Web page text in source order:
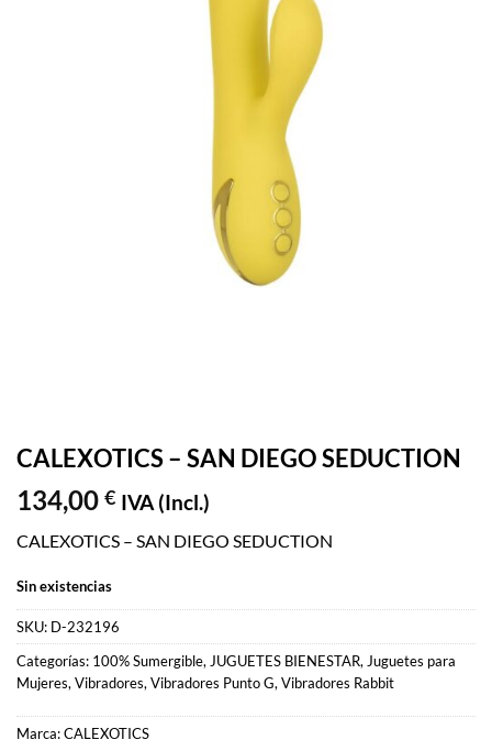
CALEXOTICS – SAN DIEGO SEDUCTION
134,00 € IVA (Incl.)
CALEXOTICS – SAN DIEGO SEDUCTION
Sin existencias
SKU: D-232196
Categorías: 100% Sumergible, JUGUETES BIENESTAR, Juguetes para
Mujeres, Vibradores, Vibradores Punto G, Vibradores Rabbit
Marca:CALEXOTICS